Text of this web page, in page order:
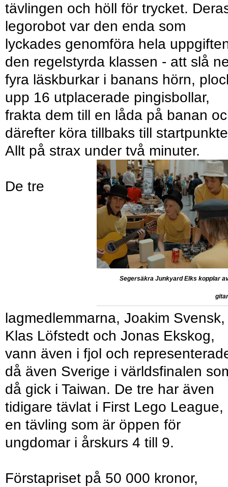
tävlingen och höll för trycket.
legorobot var den enda som
lyckades genomföra hela
den regelstyrda klassen - att slå
fyra läskburkar i banans hörn,
upp 16 utplacerade pingisbollar,
frakta dem till en låda på banan
därefter köra tillbaks till
Allt på strax under två minuter.
Segersäkra Junkyard Elks kopplar
De tre
lagmedlemmarna, Joakim Svensk,
Klas Löfstedt och Jonas Ekskog,
vann även i fjol och
då även Sverige i världsfinalen
då gick i Taiwan. De tre har även
tidigare tävlat i First Lego League,
en tävling som är öppen för
ungdomar i årskurs 4 till 9.
Förstapriset på 50 000 kronor,